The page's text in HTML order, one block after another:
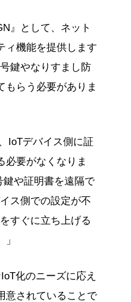
』として、ネット
ィ機能を提供します
鍵やなりすまし防
もらう必要がありま
IoTデバイス側に証
必要がなくなりま
や証明書を遠隔で
ス側での設定が不
すぐに立ち上げる
化のニーズに応え
意されていることで